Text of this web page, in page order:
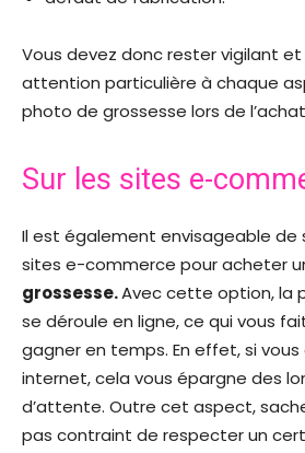
Vous devez donc rester vigilant
attention particulière à chaque
photo de grossesse lors de
Sur les sites e-
Il est également envisageable de
sites e-commerce pour acheter
grossesse.Avec cette option, la
se déroule en ligne, ce qui vous
gagner en temps. En effet, si
internet, cela vous épargne des
d’attente. Outre cet aspect,
pas contraint de respecter un